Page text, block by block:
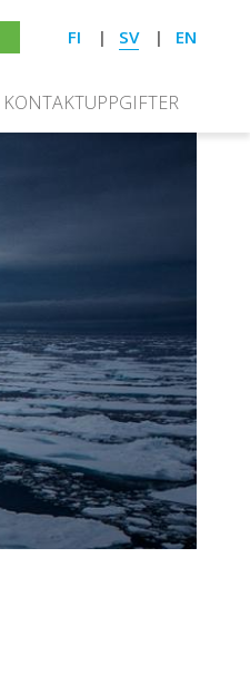
FI SV EN
KONTAKTUPPGIFTER